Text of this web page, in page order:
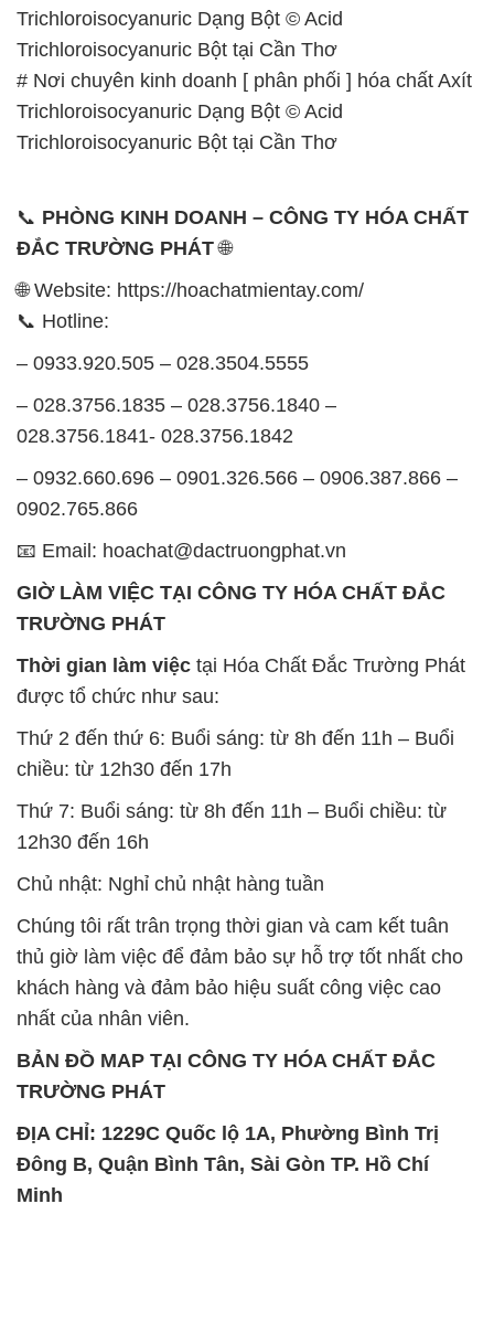
Trichloroisocyanuric Dạng Bột © Acid
Trichloroisocyanuric Bột tại Cần Thơ
# Nơi chuyên kinh doanh [ phân phối ] hóa chất Axít
Trichloroisocyanuric Dạng Bột © Acid
Trichloroisocyanuric Bột tại Cần Thơ
📞 PHÒNG KINH DOANH – CÔNG TY HÓA CHẤT
ĐẮC TRƯỜNG PHÁT🌐
🌐 Website: https://hoachatmientay.com/
📞 Hotline:
– 0933.920.505 – 028.3504.5555
– 028.3756.1835 – 028.3756.1840 –
028.3756.1841- 028.3756.1842
– 0932.660.696 – 0901.326.566 – 0906.387.866 –
0902.765.866
📧 Email: hoachat@dactruongphat.vn
GIỜ LÀM VIỆC TẠI CÔNG TY HÓA CHẤT ĐẮC
TRƯỜNG PHÁT
Thời gian làm việc tại Hóa Chất Đắc Trường Phát
được tổ chức như sau:
Thứ 2 đến thứ 6: Buổi sáng: từ 8h đến 11h – Buổi
chiều: từ 12h30 đến 17h
Thứ 7: Buổi sáng: từ 8h đến 11h – Buổi chiều: từ
12h30 đến 16h
Chủ nhật: Nghỉ chủ nhật hàng tuần
Chúng tôi rất trân trọng thời gian và cam kết tuân
thủ giờ làm việc để đảm bảo sự hỗ trợ tốt nhất cho
khách hàng và đảm bảo hiệu suất công việc cao
nhất của nhân viên.
BẢN ĐỒ MAP TẠI CÔNG TY HÓA CHẤT ĐẮC
TRƯỜNG PHÁT
ĐỊA CHỈ: 1229C Quốc lộ 1A, Phường Bình Trị
Đông B, Quận Bình Tân, Sài Gòn TP. Hồ Chí
Minh